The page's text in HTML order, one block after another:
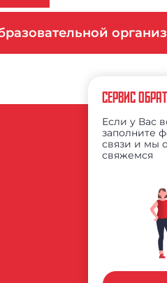
СЕРВИС
Если у Вас
заполните
связи и мы
свяжемся